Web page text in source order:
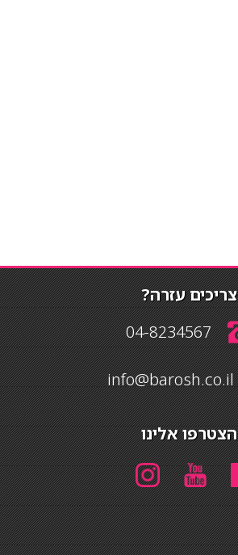
צריכים עזרה?
04-8234567
info@barosh.co.il
הצטרפו אלינו